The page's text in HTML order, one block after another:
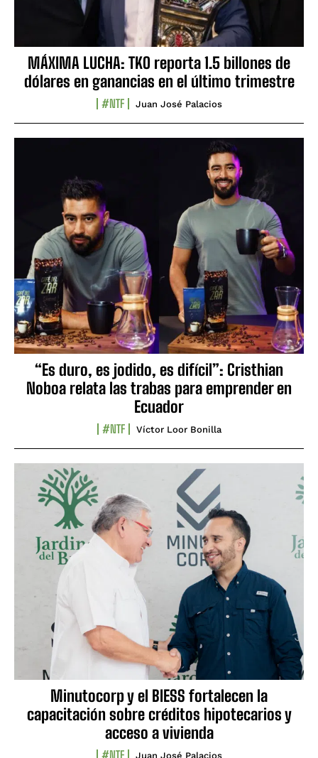
MÁXIMA LUCHA: TKO reporta 1.5 billones de
dólares en ganancias en el último trimestre
#NTF Juan José Palacios
“Es duro, es jodido, es difícil”: Cristhian
Noboa relata las trabas para emprender en
Ecuador
#NTF Víctor Loor Bonilla
Minutocorp y el BIESS fortalecen la
capacitación sobre créditos hipotecarios y
acceso a vivienda
#NTF Juan José Palacios